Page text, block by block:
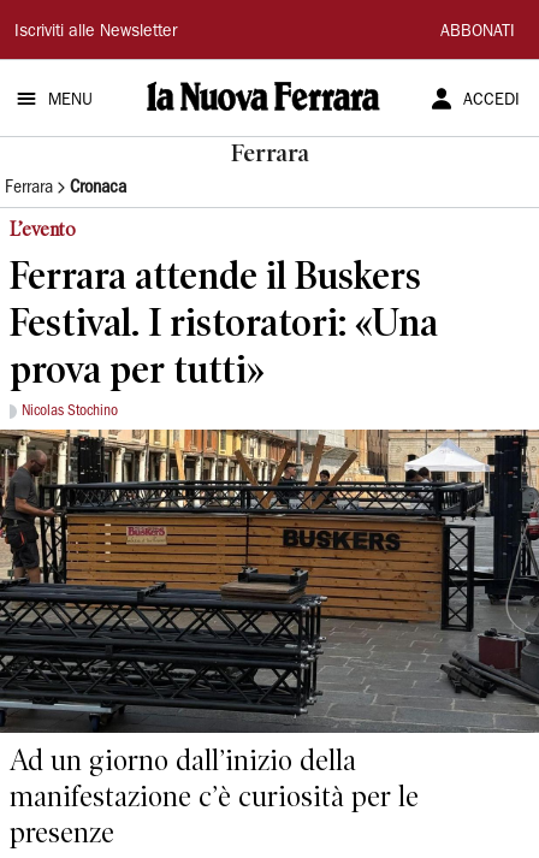
La
Nuova
Ferrara
Iscriviti alle Newsletter ABBONATI
MENU ACCEDI
Ferrara
Ferrara Cronaca
L’evento
Ferrara attende il Buskers
Festival. I ristoratori: «Una
prova per tutti»
Nicolas Stochino
Ad un giorno dall’inizio della
manifestazione c’è curiosità per le
presenze